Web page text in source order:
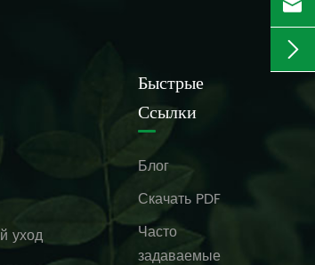
уход
Быстрые
Ссылки
Блог
Скачать PDF
Часто
задаваемые
